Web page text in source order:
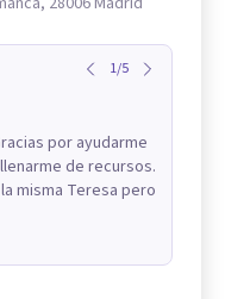
1/5
por ayudarme
de recursos.
misma Teresa pero